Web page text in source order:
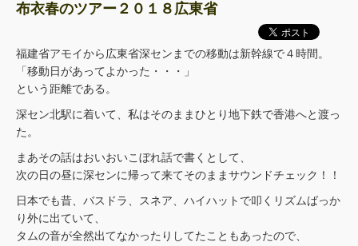
布衣春のツアー２０１８広東省
福建省アモイから広東省深センまでの移動は新幹線で４時間。
「移動日があってよかった・・・」
という距離である。
深セン北駅に着いて、私はそのままひとり地下鉄で香港へと渡っ
た。
まあその話はおいおいこぼれ話で書くとして、
次の日の昼に深センに帰って来てそのままサウンドチェック！！
日本でも昔、バスドラ、スネア、ハイハットで叩くリズムばっか
り外に出ていて、
タムの音が全然出てなかったりしてたこともあったので、